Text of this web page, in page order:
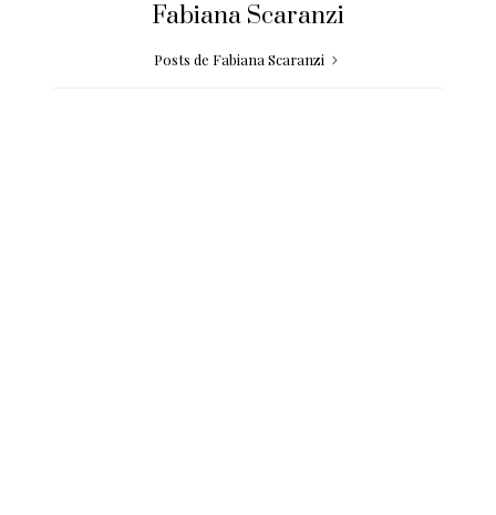
Fabiana Scaranzi
Posts de Fabiana Scaranzi